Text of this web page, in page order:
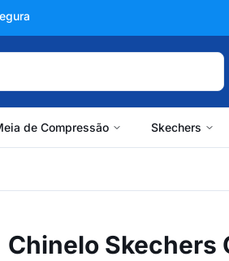
de Compressão Skechers
Chinelo Skechers